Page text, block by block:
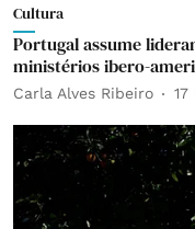
Cultura
Portugal assume
ministérios ibero-
Carla Alves Ribeiro 17